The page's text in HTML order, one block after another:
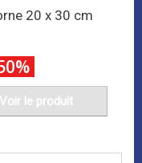
20 x 30 cm
Voir le produit